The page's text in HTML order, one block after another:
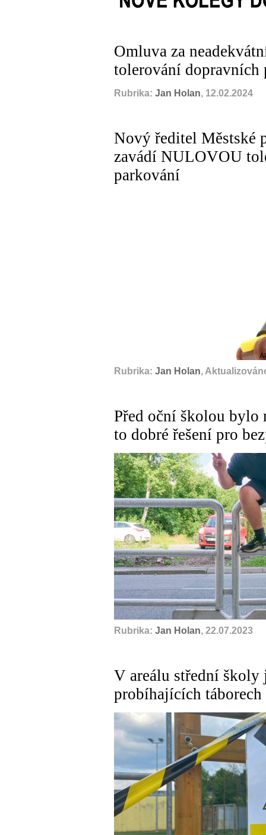
Omluva za
tolerování dopravních
Rubrika: Jan Holan, 12.02.2024
Nový ředitel Městské
zavádí NULOVOU
parkování
Rubrika: Jan Holan,
Před oční školou bylo
to dobré řešení pro
Rubrika: Jan Holan, 22.07.2023
V areálu střední
probíhajících